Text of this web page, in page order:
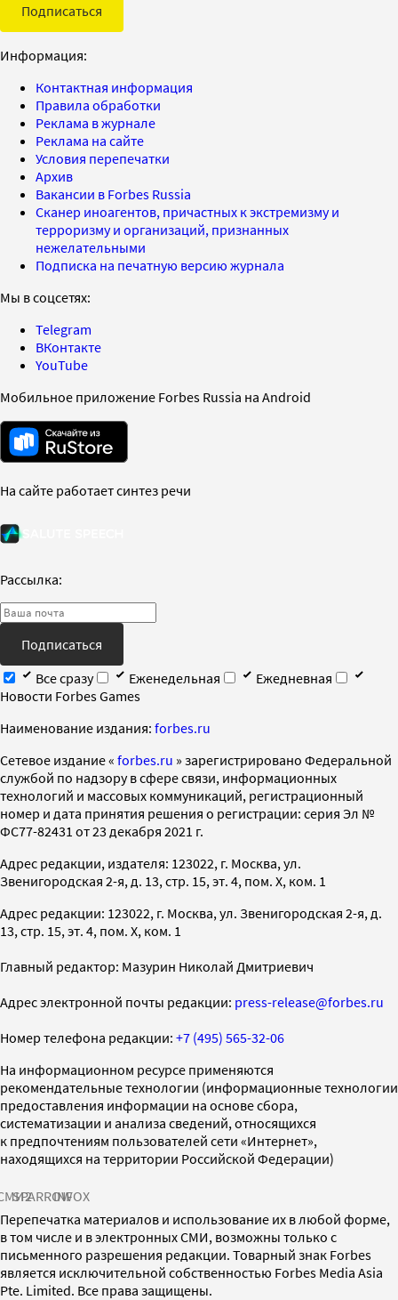
Подписаться
Информация:
Контактная информация
Правила обработки
Реклама в журнале
Реклама на сайте
Условия перепечатки
Архив
Вакансии в Forbes Russia
Сканер иноагентов, причастных к экстремизму и
терроризму и организаций, признанных
нежелательными
Подписка на печатную версию журнала
Мы в соцсетях:
Telegram
ВКонтакте
YouTube
Мобильное приложение Forbes Russia на Android
На сайте работает синтез речи
Рассылка:
Подписаться
Все сразу
Еженедельная
Ежедневная
Новости Forbes Games
Наименование издания: forbes.ru
Cетевое издание « forbes.ru » зарегистрировано Федеральной
службой по надзору в сфере связи, информационных
технологий и массовых коммуникаций, регистрационный
номер и дата принятия решения о регистрации: серия Эл №
ФС77-82431 от 23 декабря 2021 г.
Адрес редакции, издателя: 123022, г. Москва, ул.
Звенигородская 2-я, д. 13, стр. 15, эт. 4, пом. X, ком. 1
Адрес редакции: 123022, г. Москва, ул. Звенигородская 2-я, д.
13, стр. 15, эт. 4, пом. X, ком. 1
Главный редактор: Мазурин Николай Дмитриевич
Адрес электронной почты редакции: press-release@forbes.ru
Номер телефона редакции: +7 (495) 565-32-06
На информационном ресурсе применяются
рекомендательные технологии (информационные технологии
предоставления информации на основе сбора,
систематизации и анализа сведений, относящихся
к предпочтениям пользователей сети «Интернет»,
находящихся на территории Российской Федерации)
SPARROWINFOX
Перепечатка материалов и использование их в любой форме,
в том числе и в электронных СМИ, возможны только с
письменного разрешения редакции. Товарный знак Forbes
является исключительной собственностью Forbes Media Asia
Pte. Limited. Все права защищены.